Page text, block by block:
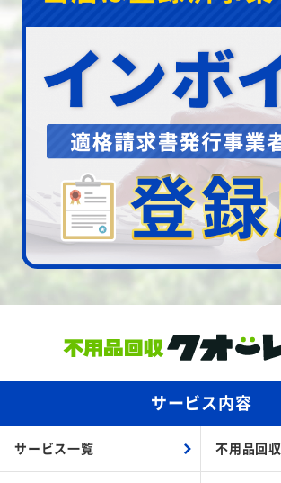
サービス内容
サービス一覧 不用品回収